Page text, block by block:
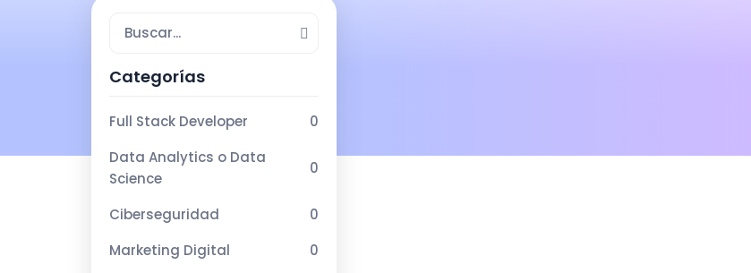
Categorías
Full Stack Developer
0
Data Analytics o Data
Science
0
Ciberseguridad
0
Marketing Digital
0